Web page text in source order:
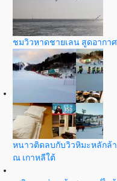
ชมวิวหาดชายเลน สูดอากา
หนาวติดลบกับวิวหิมะหลักล้
ณ เกาหลีใต้